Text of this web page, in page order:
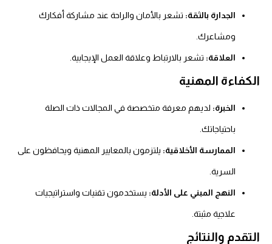
الجدارة بالثقة: تشعر بالأمان والراحة عند مشاركة أفكارك
ومشاعرك.
العلاقة: تشعر بالارتباط وعلاقة العمل الإيجابية.
الكفاءة المهنية
الخبرة: لديهم معرفة متخصصة في المجالات ذات الصلة
باحتياجاتك.
الممارسة الأخلاقية: يلتزمون بالمعايير المهنية ويحافظون على
السرية.
النهج المبني على الأدلة: يستخدمون تقنيات واستراتيجيات
علاجية مثبتة.
التقدم والنتائج